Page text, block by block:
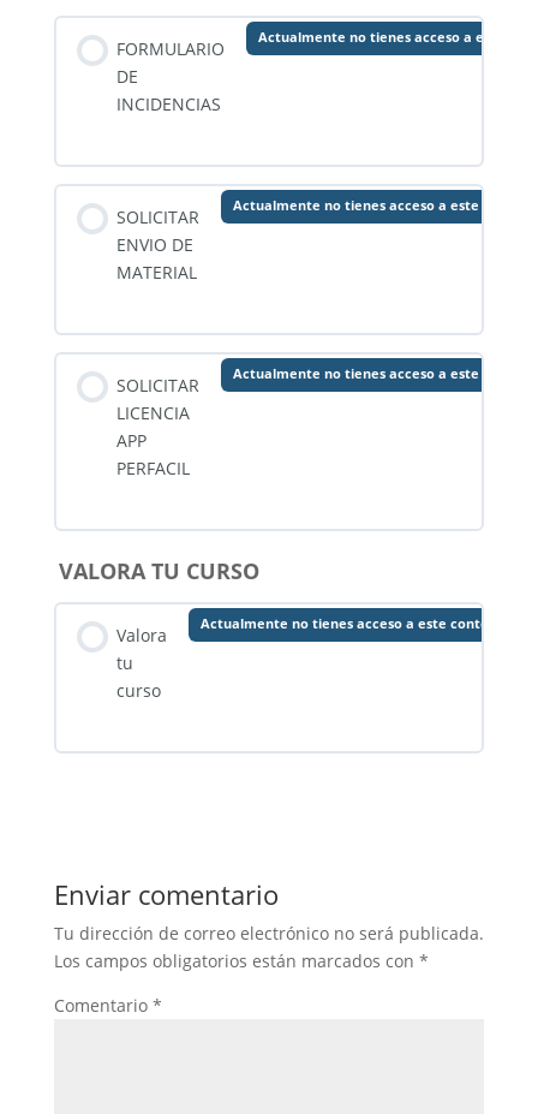
FORMULARIO
DE
INCIDENCIAS
Actualmente no tienes acceso a este
SOLICITAR
ENVIO DE
MATERIAL
Actualmente no tienes acceso a este
SOLICITAR
LICENCIA
APP
PERFACIL
Actualmente no tienes acceso a este
VALORA TU CURSO
Valora
tu
curso
Actualmente no tienes acceso a este contenido
Enviar comentario
Tu dirección de correo electrónico no será publicada.
Los campos obligatorios están marcados con *
Comentario *